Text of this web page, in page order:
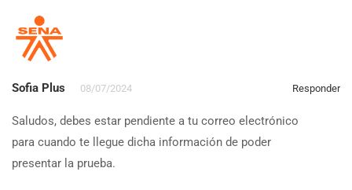
Sofia Plus 08/07/2024 Responder
Saludos, debes estar pendiente a tu correo electrónico
para cuando te llegue dicha información de poder
presentar la prueba.